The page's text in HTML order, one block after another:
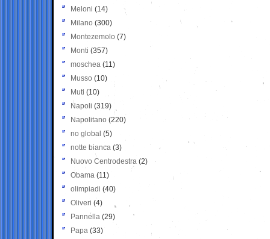
Meloni (14)
Milano (300)
Montezemolo (7)
Monti (357)
moschea (11)
Musso (10)
Muti (10)
Napoli (319)
Napolitano (220)
no global (5)
notte bianca (3)
Nuovo Centrodestra (2)
Obama (11)
olimpiadi (40)
Oliveri (4)
Pannella (29)
Papa (33)